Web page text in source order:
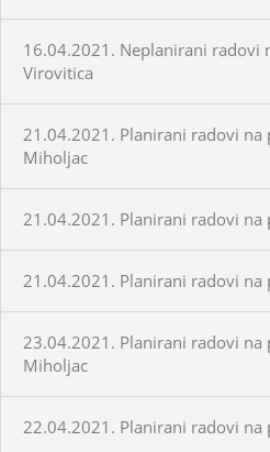
16.04.2021. Neplanirani radovi
Virovitica
21.04.2021. Planirani radovi
Miholjac
21.04.2021. Planirani radovi na
21.04.2021. Planirani radovi na
23.04.2021. Planirani radovi
Miholjac
22.04.2021. Planirani radovi na